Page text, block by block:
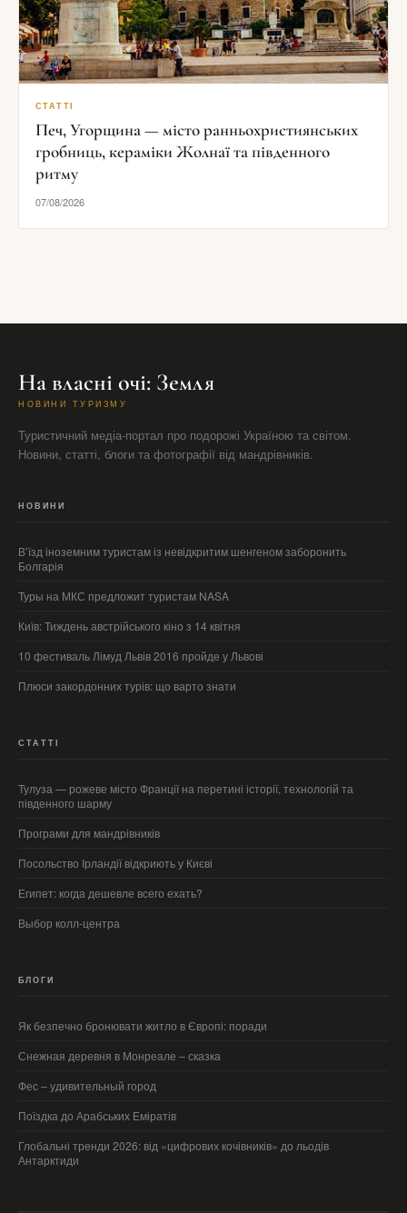
СТАТТІ
Печ, Угорщина — місто ранньохристиянських
гробниць, кераміки Жолнаї та південного
ритму
07/08/2026
На власні очі: Земля
НОВИНИ ТУРИЗМУ
Туристичний медіа-портал про подорожі Україною та світом.
Новини, статті, блоги та фотографії від мандрівників.
НОВИНИ
В’їзд іноземним туристам із невідкритим шенгеном заборонить
Болгарія
Туры на МКС предложит туристам NASA
Київ: Тиждень австрійського кіно з 14 квітня
10 фестиваль Лімуд Львів 2016 пройде у Львові
Плюси закордонних турів: що варто знати
СТАТТІ
Тулуза — рожеве місто Франції на перетині історії, технологій та
південного шарму
Програми для мандрівників
Посольство Ірландії відкриють у Києві
Египет: когда дешевле всего ехать?
Выбор колл-центра
БЛОГИ
Як безпечно бронювати житло в Європі: поради
Снежная деревня в Монреале – сказка
Фес – удивительный город
Поїздка до Арабських Еміратів
Глобальні тренди 2026: від «цифрових кочівників» до льодів
Антарктиди